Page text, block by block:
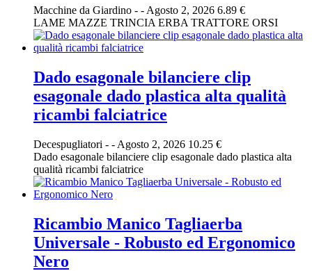
Macchine da Giardino - - Agosto 2, 2026 6.89 €
LAME MAZZE TRINCIA ERBA TRATTORE ORSI
Dado esagonale bilanciere clip
esagonale dado plastica alta qualità
ricambi falciatrice
Decespugliatori - - Agosto 2, 2026 10.25 €
Dado esagonale bilanciere clip esagonale dado plastica alta
qualità ricambi falciatrice
Ricambio Manico Tagliaerba
Universale - Robusto ed Ergonomico
Nero